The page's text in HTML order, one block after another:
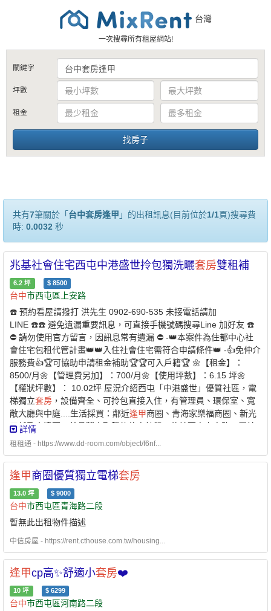
台灣
一次搜尋所有租屋網站!
關鍵字
坪數
租金
共有7筆關於「 台中套房逢甲 」的出租訊息(目前位於1/1頁)搜尋費
時: 0.0032 秒
兆基社會住宅西屯中港盛世拎包獨洗曬套房雙租補
6.2 坪 $ 8500
台中市西屯區上安路
☎️ 預約看屋請撥打 洪先生 0902-690-535 未接電話請加
LINE ☎️☎️ 避免遺漏重要訊息，可直接手機號碼搜尋Line 加好友 ☎️
⛔️ 請勿使用官方留言，因訊息常有遺漏 ⛔️ -👑本案件為住都中心社
會住宅包租代管計畫👑👑入住社會住宅需符合申請條件👑 -👍免仲介
服務費👍🏆可協助申請租金補助🏆🏆可入戶籍🏆 🌼【租金】：
8500/月🌼【管理費另加】：700/月🌼【使用坪數】：6.15 坪🌼
【權狀坪數】： 10.02坪 屋況介紹西屯「中港盛世」優質社區，電
梯獨立套房 ，設備齊全、可拎包直接入住，有管理員、環保室、寬
敞大廳與中庭....生活採買：鄰近逢甲商圈、青海家樂福商圈、新光
三越及大遠百，兼具鬧中取靜的住宅特質。位於西屯上安路，屬於
極具優勢的成熟商圈：步行3分鐘可到秋紅谷(朝陽橋)公車站，出行
一號台中交流道與 74 號快速道路，南來北往非常方便。明星學區：
周邊擁有上安國小、至善國中等在地優質學區。 ☆ 禁開伙☆ 禁寵
物☆ 禁拜拜☆ 禁釘釘子 ☆室內禁菸 ☆💎 優質房東，正在找尋愛惜
房子的好房客 💎🌟 可協助申請300億元中央擴大租金補貼 🌟 -社宅
請人及其配偶戶籍內的直系親屬 ￭ 申請人的配偶之戶籍內的直系親
屬1. 年齡限制：申請人須為年滿 18 歲以上之中華民國國民2. 家庭
成員定義：本人 + 配偶 + 戶籍內直系親屬✅家庭年所得及財產限
額 ￭ 家庭年所得低於 134萬元以下 ￭ 每人每月平均所得低
於 57,509 元以下 ￭ 申請自建、自購住宅貸款利息補貼者動產限
額：471 萬元以下 ￭ 不動產限額：579 萬元✅無自有住宅（房
屋） ￭ 申請人及家庭成員在臺中市、彰化縣、南投縣均無自有住
詳情
租租通 - https://www.dd-room.com/object/f6nf...
逢甲商圈優質獨立電梯套房
13.0 坪 $ 9000
台中市西屯區青海路二段
暫無此出租物件描述
中信房屋 - https://rent.cthouse.com.tw/housing...
逢甲cp高✨舒適小套房❤️
10 坪 $ 6299
台中市西屯區河南路二段